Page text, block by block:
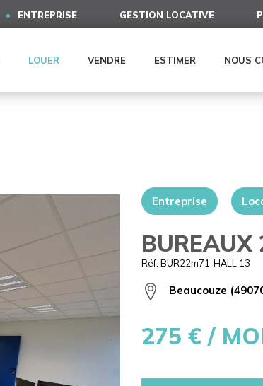
ENTREPRISE GESTION LOCATIVE
LOUER VENDRE ESTIMER NOUS
Entreprise
BUREAUX
Réf. BUR22m71-HALL 13
Beaucouze
275 € /